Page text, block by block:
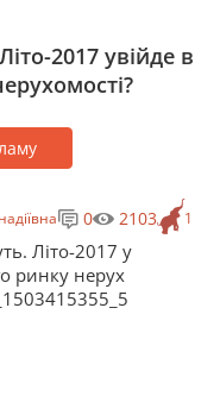
2017 увійде в
1
0 2103